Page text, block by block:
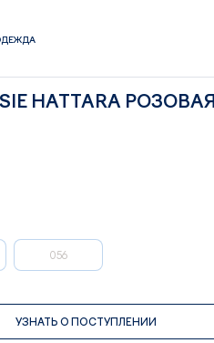
HATTARA РОЗОВАЯ
056
УЗНАТЬ О ПОСТУПЛЕНИИ